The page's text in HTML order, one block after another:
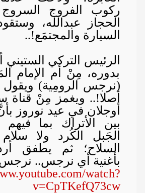
ركوب الفروج
الحجاز عبدالله،
السيارة والمجتمَع!..
الرئيس التركي الستيني
بدوره، مِنْ أم الإمام
(نرجس الرومِية) ويقول
أصلا!.. ويغمز مِنْ قناة
أوجلان في عيد نوروز
بين الأتراك بما فيهم
الجَبل الكُرد ولا
السلاح؛ ثم يطفق
بأغنية أي نرجس.. نرجس
watch?
v=CpTKefQ73cw